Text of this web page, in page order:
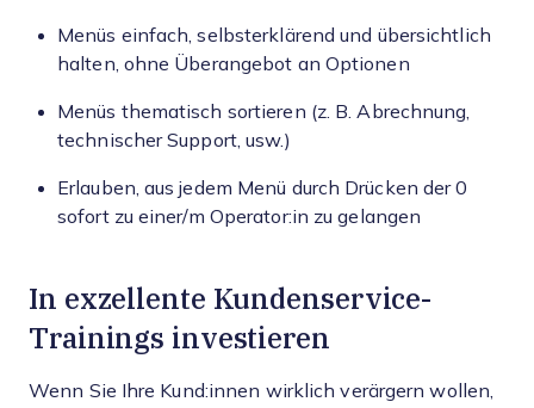
Menüs einfach, selbsterklärend und übersichtlich
halten, ohne Überangebot an Optionen
Menüs thematisch sortieren (z. B. Abrechnung,
technischer Support, usw.)
Erlauben, aus jedem Menü durch Drücken der 0
sofort zu einer/m Operator:in zu gelangen
In exzellente Kundenservice-
Trainings investieren
Wenn Sie Ihre Kund:innen wirklich verärgern wollen,